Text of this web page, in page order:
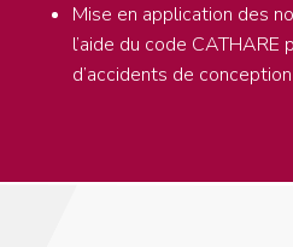
Mise en application des
l’aide du code CATHARE
d’accidents de conception